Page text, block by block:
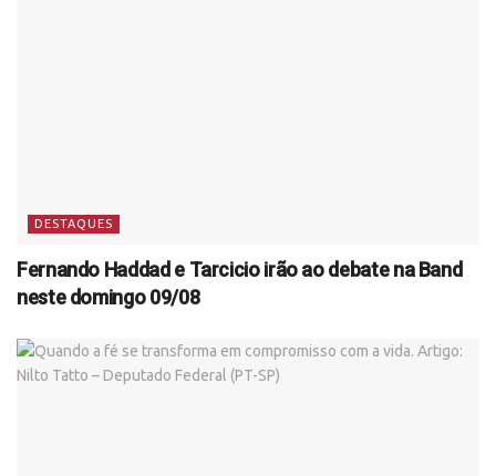
DESTAQUES
Fernando Haddad e Tarcicio irão ao debate na Band
neste domingo 09/08